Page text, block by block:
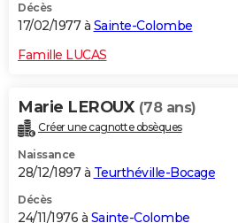
Décès
17/02/1977 à Sainte-Colombe
Famille LUCAS
Marie LEROUX (78 ans)
Créer une cagnotte obsèques
Naissance
28/12/1897 à Teurthéville-Bocage
Décès
24/11/1976 à Sainte-Colombe